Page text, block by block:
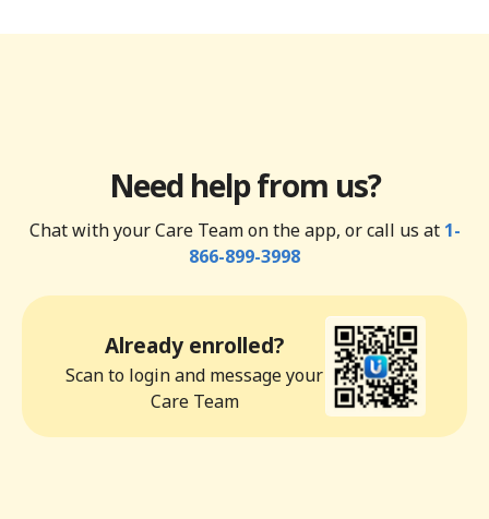
Need help from us?
Chat with your Care Team on the app, or call us at 1-
866-899-3998
Already enrolled?
Scan to login and message your
Care Team